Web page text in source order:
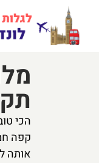
הכי
קפה
אותה למושלמת זה